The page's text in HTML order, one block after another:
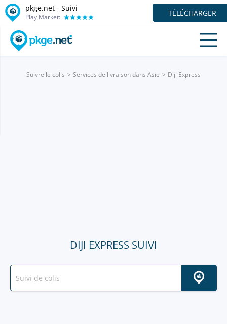
pkge.net - Suivi
Play Market: TÉLÉCHARGER
Suivre le colis Services de livraison dans Asie Diji Express
DIJI EXPRESS SUIVI